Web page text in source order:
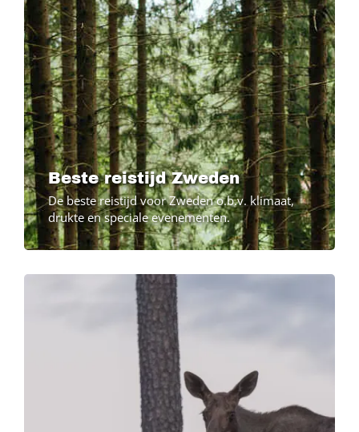
Beste reistijd Zweden
De beste reistijd voor Zweden o.b.v. klimaat,
drukte en speciale evenementen.